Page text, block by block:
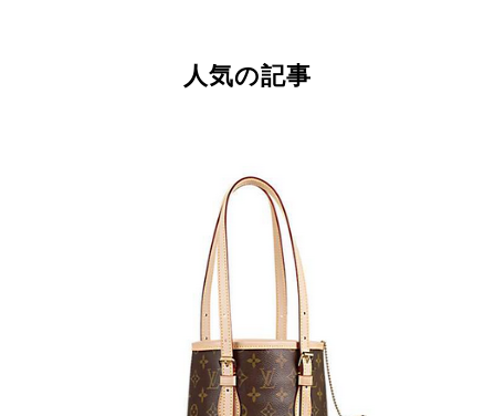
人気の記事